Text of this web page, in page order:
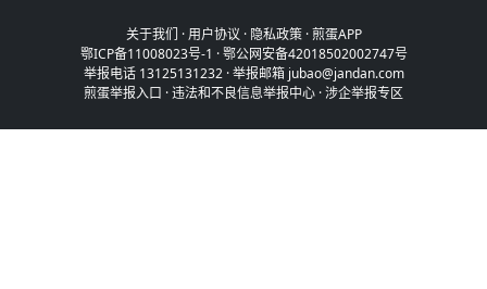
关于我们 ·用户协议 · 隐私政策·煎蛋APP
鄂ICP备11008023号-1 ·鄂公网安备42018502002747号
举报电话 13125131232 · 举报邮箱 jubao@jandan.com
煎蛋举报入口 ·违法和不良信息举报中心 ·涉企举报专区